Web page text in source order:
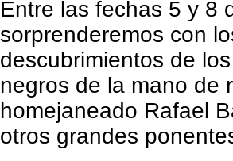
Entre las fechas 5 y 8
sorprenderemos con
descubrimientos de
negros de la mano de
homejaneado Rafael
otros grandes